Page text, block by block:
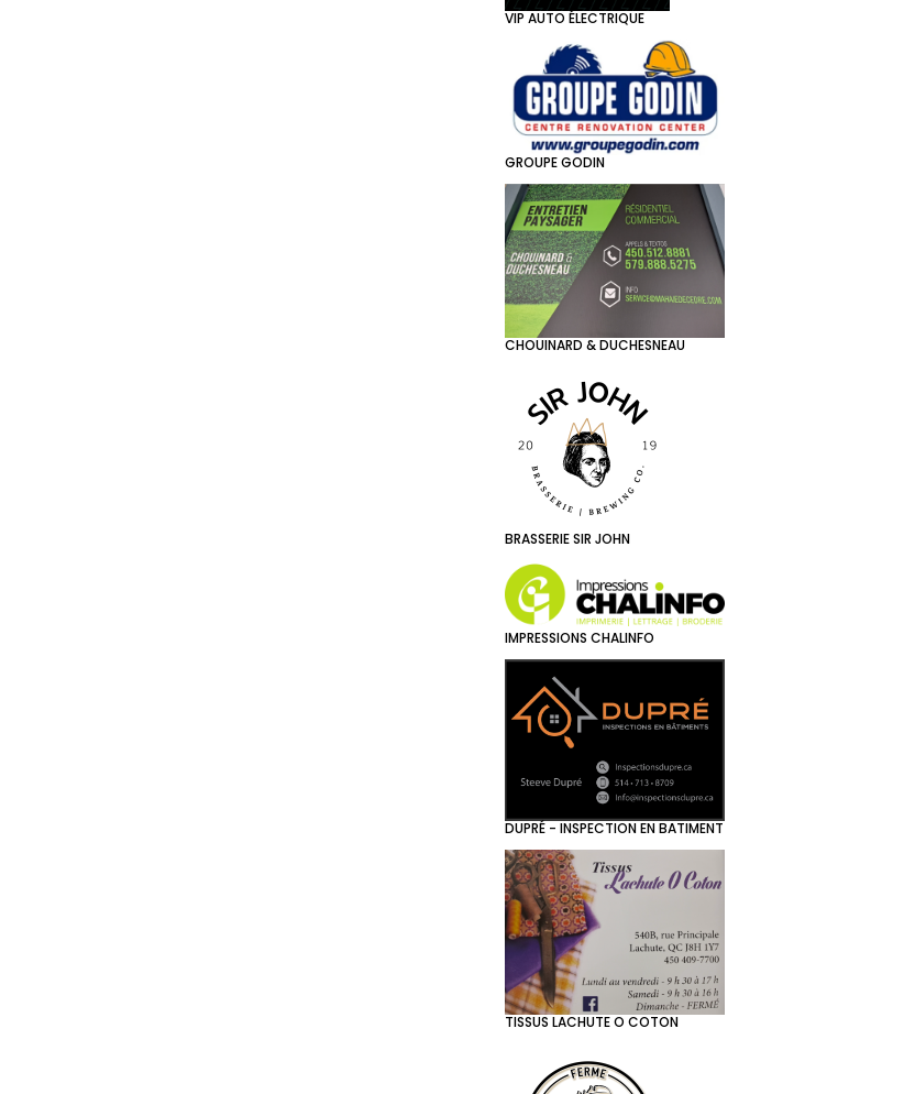
VIP AUTO ÉLECTRIQUE
GROUPE GODIN
CHOUINARD & DUCHESNEAU
BRASSERIE SIR JOHN
IMPRESSIONS CHALINFO
DUPRÉ - INSPECTION EN BATIMENT
TISSUS LACHUTE O COTON